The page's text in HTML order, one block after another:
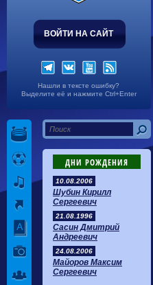
ВОЙТИ НА САЙТ
Нашли в тексте ошибку?
Выделите её и нажмите Ctrl+Enter
ДНИ РОЖДЕНИЯ
10.08.2006
Шубин Кирилл
Сергеевич
21.08.1996
Сасин Дмитрий
Андреевич
24.08.2006
Майоров Максим
Сергеевич